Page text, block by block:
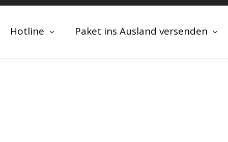
Hotline Paket ins Ausland versenden